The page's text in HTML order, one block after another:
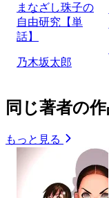
まなざし珠子の
自由研究【単
話】
乃木坂太郎
同じ著者の
もっと見る